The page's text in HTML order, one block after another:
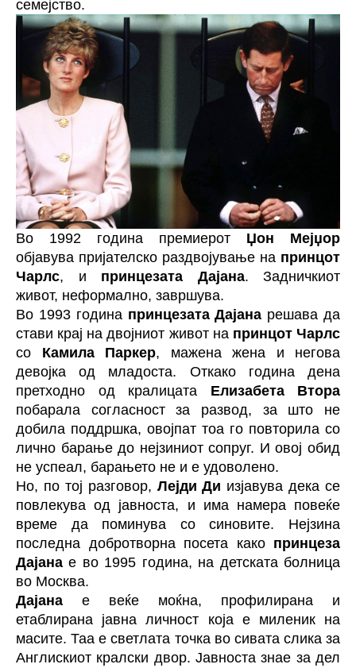
семејство.
Во 1992 година премиерот Џон Мејџор
објавува пријателско раздвојување на принцот
Чарлс, и принцезата Дајана. Задничкиот
живот, неформално, завршува.
Во 1993 година принцезата Дајана решава да
стави крај на двојниот живот на принцот Чарлс
со Камила Паркер, мажена жена и негова
девојка од младоста. Откако година дена
претходно од кралицата Елизабета Втора
побарала согласност за развод, за што не
добила поддршка, овојпат тоа го повторила со
лично барање до нејзиниот сопруг. И овој обид
не успеал, барањето не и е удоволено.
Но, по тој разговор, Лејди Ди изјавува дека се
повлекува од јавноста, и има намера повеќе
време да поминува со синовите. Нејзина
последна добротворна посета како принцеза
Дајана е во 1995 година, на детската болница
во Москва.
Дајана е веќе моќна, профилирана и
етаблирана јавна личност која е миленик на
масите. Таа е светлата точка во сивата слика за
Англискиот кралски двор. Јавноста знае за дел